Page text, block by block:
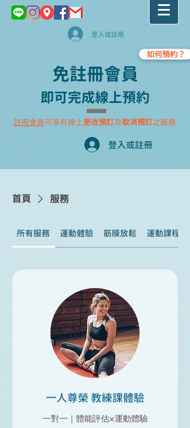
登入或註冊
​免註冊會員
即可完成線上預約
如何預約？
註冊會員可享有線上更改預訂及取消預訂之服務
登入或註冊
首頁 服務
所有服務 運動體驗 筋膜放鬆 運動課程
一人尊榮 教練課體驗
一對一｜體能評估×運動體驗